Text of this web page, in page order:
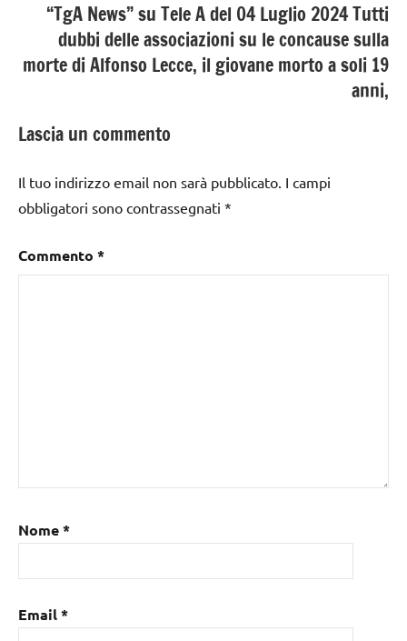
“TgA News” su Tele A del 04 Luglio 2024 Tutti
dubbi delle associazioni su le concause sulla
morte di Alfonso Lecce, il giovane morto a soli 19
anni,
Lascia un commento
Il tuo indirizzo email non sarà pubblicato. I campi
obbligatori sono contrassegnati *
Commento *
Nome*
Email*